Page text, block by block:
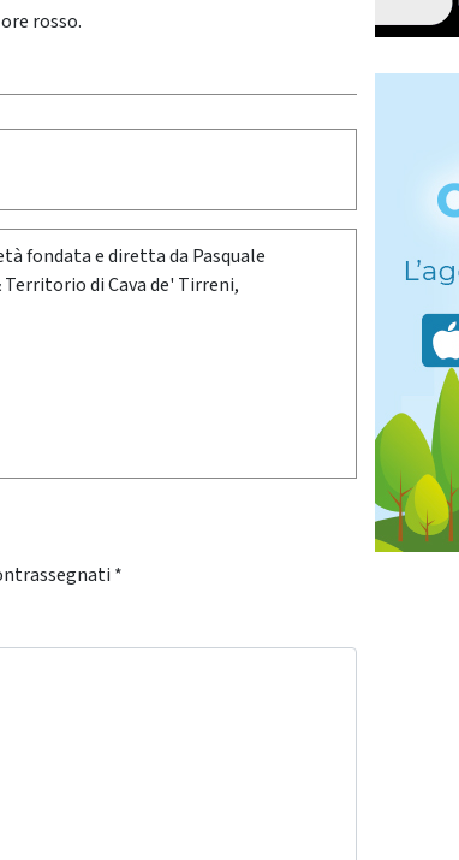
rosso.
fondata e diretta da Pasquale
di Cava de' Tirreni,
*